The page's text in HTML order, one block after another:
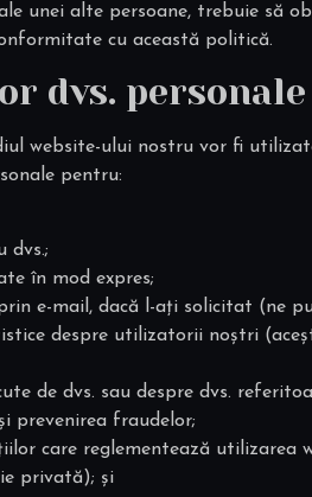
unei alte persoane, trebuie să
cu această politică.
dvs. personale
website-ului nostru vor fi
pentru:
dvs.;
în mod expres;
e-mail, dacă l-ați solicitat (ne
despre utilizatorii noștri
de dvs. sau despre dvs.
prevenirea fraudelor;
care reglementează
privată); și